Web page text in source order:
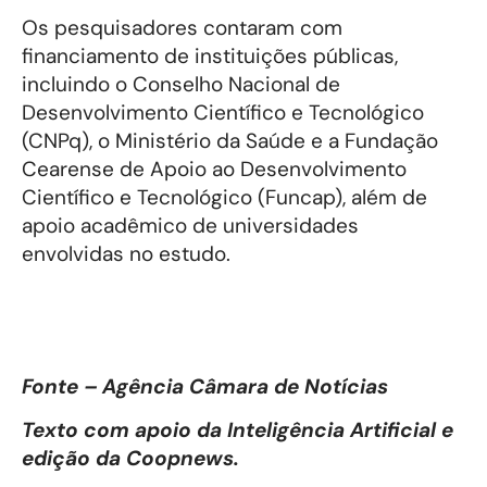
Os pesquisadores contaram com
financiamento de instituições públicas,
incluindo o Conselho Nacional de
Desenvolvimento Científico e Tecnológico
(CNPq), o Ministério da Saúde e a Fundação
Cearense de Apoio ao Desenvolvimento
Científico e Tecnológico (Funcap), além de
apoio acadêmico de universidades
envolvidas no estudo.
Fonte – Agência Câmara de Notícias
Texto com apoio da Inteligência Artificial e
edição da Coopnews.